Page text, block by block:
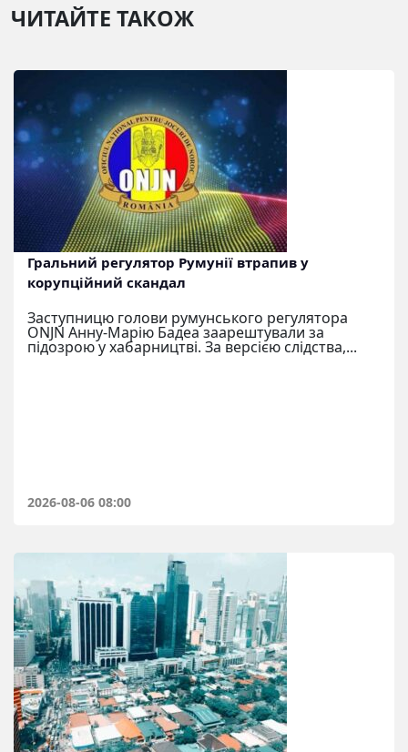
ЧИТАЙТЕ ТАКОЖ
Гральний регулятор Румунії втрапив у
корупційний скандал
Заступницю голови румунського регулятора
ONJN Анну-Марію Бадеа заарештували за
підозрою у хабарництві. За версією слідства,...
2026-08-06 08:00